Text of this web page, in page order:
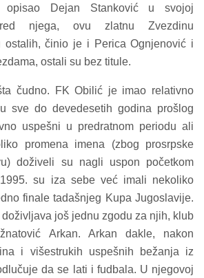
Dejan Stanković u svojoj
njega, ovu zlatnu Zvezdinu
ostalih, činio je i Perica Ognjenović i
ostali su bez titule.
čudno. FK Obilić je imao relativno
sve do devedesetih godina prošlog
uspešni u predratnom periodu ali
promena imena (zbog prosrpske
doživeli su nagli uspon početkom
su iza sebe već imali nekoliko
finale tadašnjeg Kupa Jugoslavije.
još jednu zgodu za njih, klub
Arkan. Arkan dakle, nakon
i višestrukih uspešnih bežanja iz
da se lati i fudbala. U njegovoj